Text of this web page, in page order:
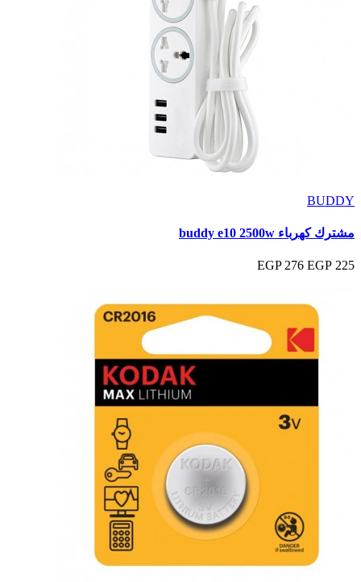
BUDDY
مشترك كهرباء buddy e10 2500w
225 EGP
276 EGP